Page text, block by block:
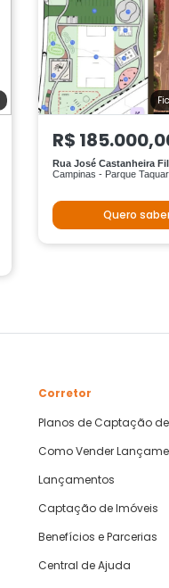
R$
Rua José Castanheira
Campinas - Parque
Quero
Corretor
Planos de Captação
Como Vender
Lançamentos
Captação de Imóveis
Benefícios e Parcerias
Central de Ajuda